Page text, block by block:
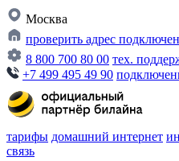
Москва
проверить адрес
8 800 700 80 00 тех.
+7 499 495 49 90
тарифы домашний интернет
связь